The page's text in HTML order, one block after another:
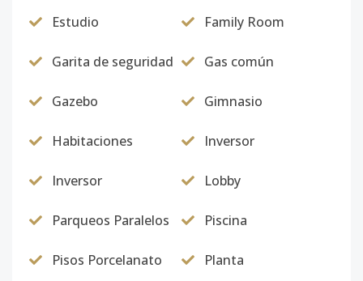
Estudio Family Room
Garita de seguridad Gas común
Gazebo Gimnasio
Habitaciones Inversor
Inversor Lobby
Parqueos Paralelos Piscina
Pisos Porcelanato Planta